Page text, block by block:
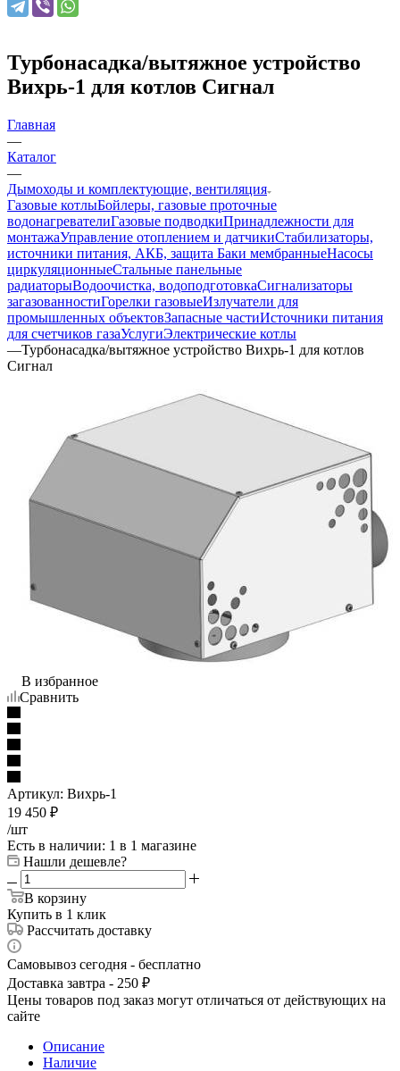
Турбонасадка/вытяжное устройство
Вихрь-1 для котлов Сигнал
Главная
—
Каталог
—
Дымоходы и комплектующие, вентиляция
Газовые котлыБойлеры, газовые проточные
водонагревателиГазовые подводкиПринадлежности для
монтажаУправление отоплением и датчикиСтабилизаторы,
источники питания, АКБ, защита Баки мембранныеНасосы
циркуляционныеСтальные панельные
радиаторыВодоочистка, водоподготовкаСигнализаторы
загазованностиГорелки газовыеИзлучатели для
промышленных объектовЗапасные частиИсточники питания
для счетчиков газаУслугиЭлектрические котлы
—Турбонасадка/вытяжное устройство Вихрь-1 для котлов
Сигнал
В избранное
Сравнить
Артикул: Вихрь-1
19 450 ₽
/шт
Есть в наличии: 1 в 1 магазине
Нашли дешевле?
В корзину
Купить в 1 клик
Рассчитать доставку
Самовывоз сегодня - бесплатно
Доставка завтра - 250 ₽
Цены товаров под заказ могут отличаться от действующих на
сайте
Описание
Наличие